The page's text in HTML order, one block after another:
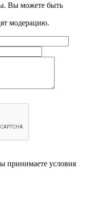
Вы можете быть
модерацию.
принимаете условия